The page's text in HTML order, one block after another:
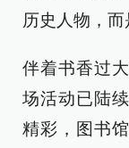
历史人物，而
伴着书香过
场活动已陆
精彩，图书